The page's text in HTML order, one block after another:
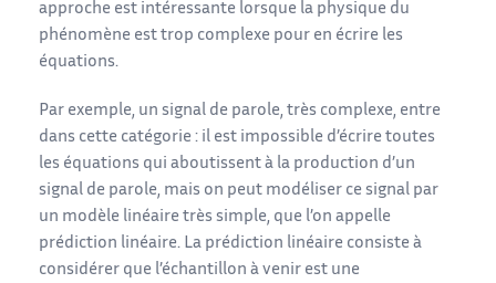
approche est intéressante lorsque la physique du
phénomène est trop complexe pour en écrire les
équations.
Par exemple, un signal de parole, très complexe, entre
dans cette catégorie : il est impossible d’écrire toutes
les équations qui aboutissent à la production d’un
signal de parole, mais on peut modéliser ce signal par
un modèle linéaire très simple, que l’on appelle
prédiction linéaire. La prédiction linéaire consiste à
considérer que l’échantillon à venir est une